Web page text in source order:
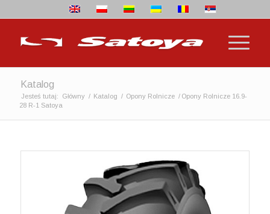
Katalog
Jesteś tutaj: Główny / Katalog / Opony Rolnicze / Opony Rolnicze 16.9-
28 R-1 Satoya